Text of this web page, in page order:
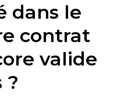
dans le
contrat
valide
?